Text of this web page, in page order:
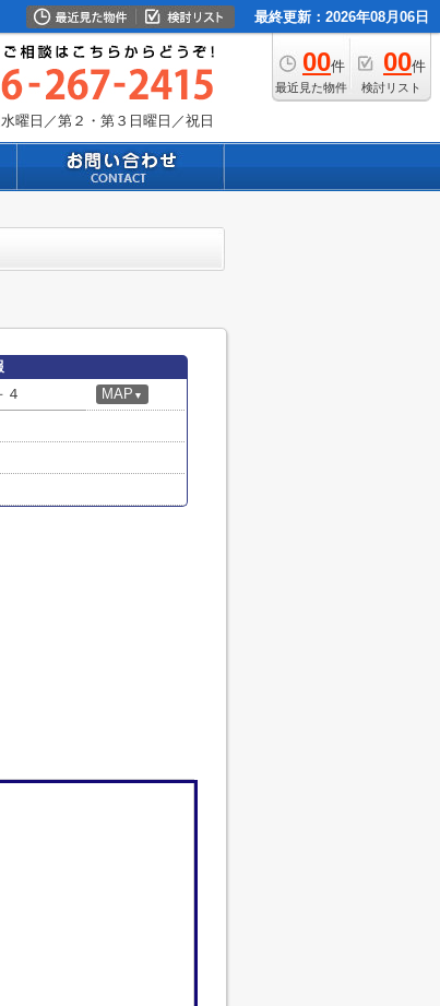
最終更新：2026年08月06日
00件
最近見た物件
00件
検討リスト
曜日／第２・第３日曜日／祝日
４ MAP ▼